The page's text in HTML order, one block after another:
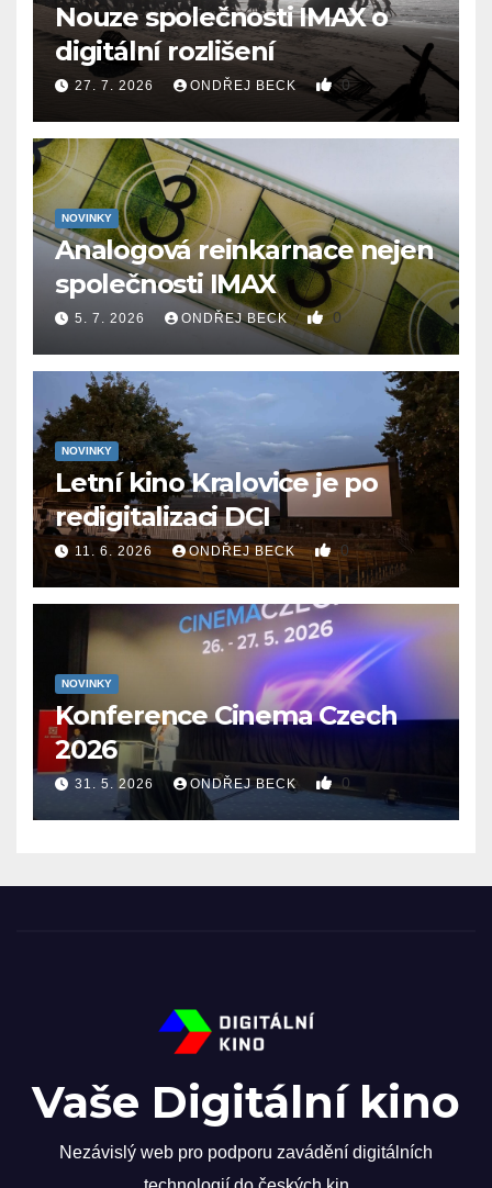
Nouze společnosti IMAX o
digitální rozlišení
27. 7. 2026 ONDŘEJ BECK 0
NOVINKY
Analogová reinkarnace nejen
společnosti IMAX
5. 7. 2026 ONDŘEJ BECK 0
NOVINKY
Letní kino Kralovice je po
redigitalizaci DCI
11. 6. 2026 ONDŘEJ BECK 0
NOVINKY
Konference Cinema Czech
2026
31. 5. 2026 ONDŘEJ BECK 0
Vaše Digitální kino
Nezávislý web pro podporu zavádění digitálních